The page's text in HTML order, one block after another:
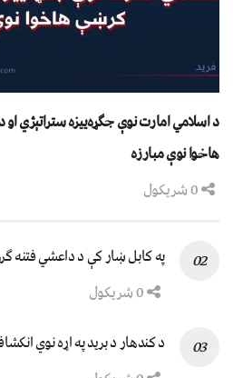
د اسلامي امارت نوې جګړه‌ییزه ستراتېژي
هاخوا نوې مبارزه
په کابل ښار کې د داعشي فتنه
د کندهار د برید په اړه نوي